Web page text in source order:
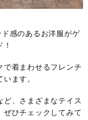
感のあるお洋服がゲ
で着まわせるフレンチ
ます。
ど、さまざまなテイス
ぜひチェックしてみて